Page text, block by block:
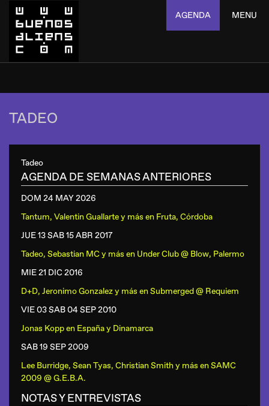
AGENDA MENU
TADEO
Tadeo
AGENDA DE SEMANAS ANTERIORES
DOM 24 MAY2026
Tantum, Valentin Guallarte y más en Fruta, Córdoba
JUE 13 SAB 15 ABR 2017
Tadeo, Sebastian MC y más en Under Club @ Blow, Palermo
MIE 21 DIC 2016
D+D, Jeronimo Gonzalez y más enSubmerged @ Requiem
VIE 03 SAB 04 SEP2010
Jonas Koppen España y Dinamarca
SAB 19 SEP2009
Lee Burridge, Sean Tyas, Christian Smith y más enSAMC
2009 @ G.E.B.A.
NOTAS Y ENTREVISTAS